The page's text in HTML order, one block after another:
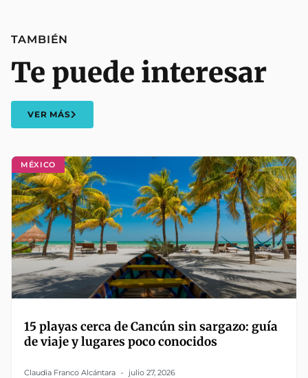
MÉXICO
15 playas cerca de Cancún sin sargazo: guía
de viaje y lugares poco conocidos
Claudia Franco Alcántara julio 27, 2026
TAMBIÉN
Te puede interesar
VER MÁS